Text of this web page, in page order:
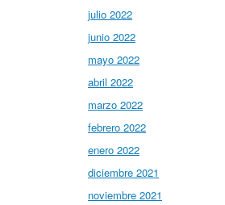
julio 2022
junio 2022
mayo 2022
abril 2022
marzo 2022
febrero 2022
enero 2022
diciembre 2021
noviembre 2021